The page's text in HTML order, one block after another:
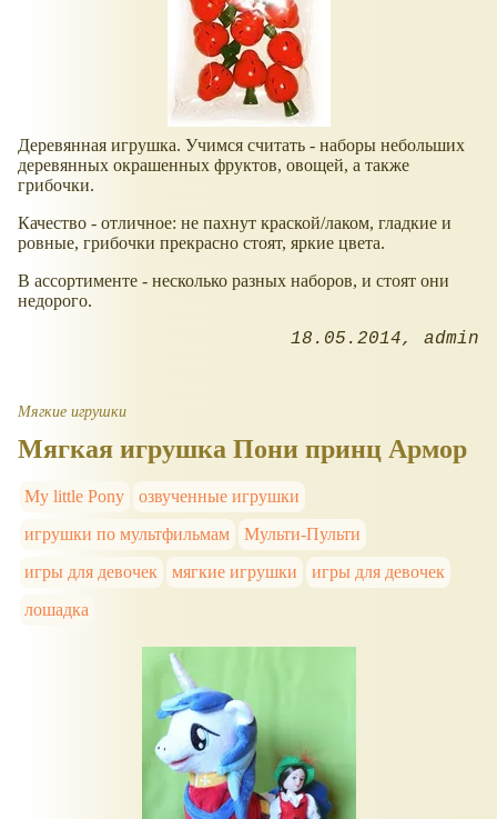
Деревянная игрушка. Учимся считать - наборы небольших
деревянных окрашенных фруктов, овощей, а также
грибочки.
Качество - отличное: не пахнут краской/лаком, гладкие и
ровные, грибочки прекрасно стоят, яркие цвета.
В ассортименте - несколько разных наборов, и стоят они
недорого.
18.05.2014 admin
Мягкие игрушки
Мягкая игрушка Пони принц Армор
My little Pony
озвученные игрушки
игрушки по мультфильмам
Мульти-Пульти
игры для девочек
мягкие игрушки
игры для девочек
лошадка